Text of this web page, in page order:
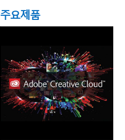
주요제품